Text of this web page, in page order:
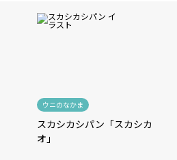
ウニのなかま
スカシカシパン「スカシカ
オ」